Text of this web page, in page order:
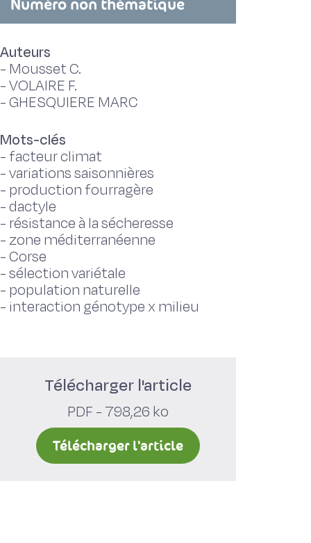
Numéro non thématique
Auteurs
- Mousset C.
-VOLAIRE F.
-GHESQUIERE MARC
Mots-clés
- facteur climat
-variations saisonnières
- production fourragère
-dactyle
- résistance à la sécheresse
- zone méditerranéenne
-Corse
-sélection variétale
- population naturelle
- interaction génotype x milieu
Télécharger l'article
PDF - 798,26 ko
Télécharger l'article